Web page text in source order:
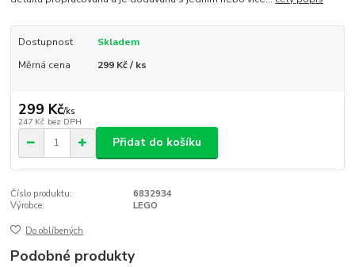
Dostupnost
Skladem
Měrná cena
299 Kč / ks
299 Kč/ks
247 Kč bez DPH
Přidat do košíku
Číslo produktu:
6832934
Výrobce:
LEGO
Do oblíbených
Podobné produkty